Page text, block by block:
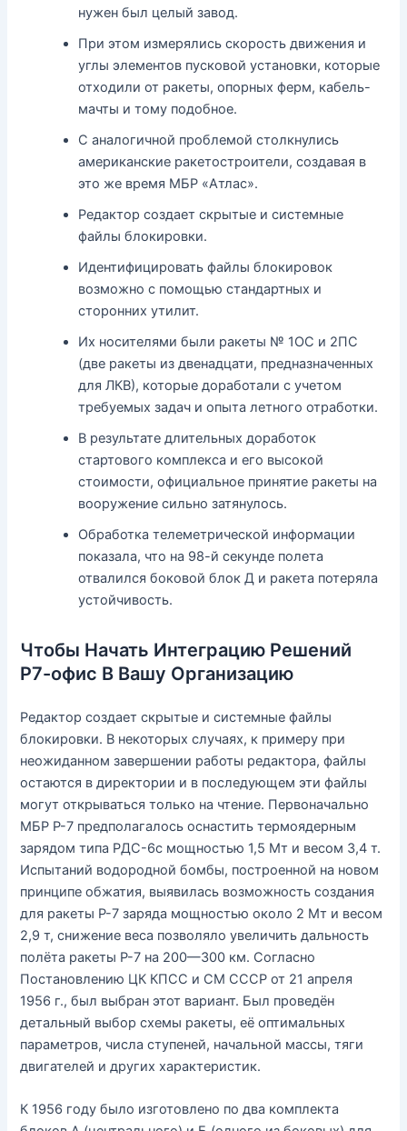
нужен был целый завод.
При этом измерялись скорость движения и
углы элементов пусковой установки, которые
отходили от ракеты, опорных ферм, кабель-
мачты и тому подобное.
С аналогичной проблемой столкнулись
американские ракетостроители, создавая в
это же время МБР «Атлас».
Редактор создает скрытые и системные
файлы блокировки.
Идентифицировать файлы блокировок
возможно с помощью стандартных и
сторонних утилит.
Их носителями были ракеты № 1ОС и 2ПС
(две ракеты из двенадцати, предназначенных
для ЛКВ), которые доработали с учетом
требуемых задач и опыта летного отработки.
В результате длительных доработок
стартового комплекса и его высокой
стоимости, официальное принятие ракеты на
вооружение сильно затянулось.
Обработка телеметрической информации
показала, что на 98-й секунде полета
отвалился боковой блок Д и ракета потеряла
устойчивость.
Чтобы Начать Интеграцию Решений
Р7-офис В Вашу Организацию
Редактор создает скрытые и системные файлы
блокировки. В некоторых случаях, к примеру при
неожиданном завершении работы редактора, файлы
остаются в директории и в последующем эти файлы
могут открываться только на чтение. Первоначально
МБР Р-7 предполагалось оснастить термоядерным
зарядом типа РДС-6с мощностью 1,5 Мт и весом 3,4 т.
Испытаний водородной бомбы, построенной на новом
принципе обжатия, выявилась возможность создания
для ракеты Р-7 заряда мощностью около 2 Мт и весом
2,9 т, снижение веса позволяло увеличить дальность
полёта ракеты Р-7 на 200—300 км. Согласно
Постановлению ЦК КПСС и СМ СССР от 21 апреля
1956 г., был выбран этот вариант. Был проведён
детальный выбор схемы ракеты, её оптимальных
параметров, числа ступеней, начальной массы, тяги
двигателей и других характеристик.
К 1956 году было изготовлено по два комплекта